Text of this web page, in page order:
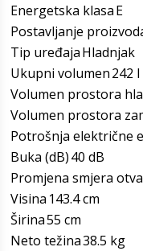
Energetska klasaE
Postavljanje
Tip uređajaHladnjak
Ukupni volumen242 l
Volumen prostora
Volumen prostora
Potrošnja električne
Buka (dB)40 dB
Promjena smjera
Visina 143.4 cm
Širina55 cm
Neto težina38.5 kg